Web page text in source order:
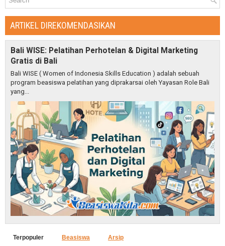
ARTIKEL DIREKOMENDASIKAN
Bali WISE: Pelatihan Perhotelan & Digital Marketing
Gratis di Bali
Bali WISE ( Women of Indonesia Skills Education ) adalah sebuah
program beasiswa pelatihan yang diprakarsai oleh Yayasan Role Bali
yang...
Terpopuler Beasiswa Arsip